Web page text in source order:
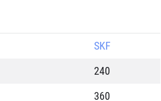
SKF
240
360